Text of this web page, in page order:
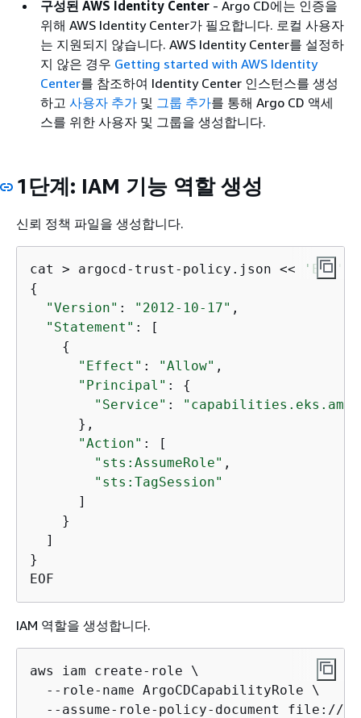
구성된 AWS Identity Center - Argo CD에는 인증을
위해 AWS Identity Center가 필요합니다. 로컬 사용자
는 지원되지 않습니다. AWS Identity Center를 설정하
지 않은 경우 Getting started with AWS Identity
Center를 참조하여 Identity Center 인스턴스를 생성
하고 사용자 추가 및 그룹 추가를 통해 Argo CD 액세
스를 위한 사용자 및 그룹을 생성합니다.
1단계: IAM 기능 역할 생성
신뢰 정책 파일을 생성합니다.
cat > argocd-trust-policy.json <<
'EOF'
{
"Version" : "2012-10-17" ,
"Statement" : [
{
"Effect" : "Allow" ,
"Principal" : {
"Service" :
      },
"Action" : [
"sts:AssumeRole" ,
"sts:TagSession"
      ]
    }
  ]
}
EOF
IAM 역할을 생성합니다.
aws iam create-role \
  --role-name ArgoCDCapabilityRole \
--assume-role-policy-document file://